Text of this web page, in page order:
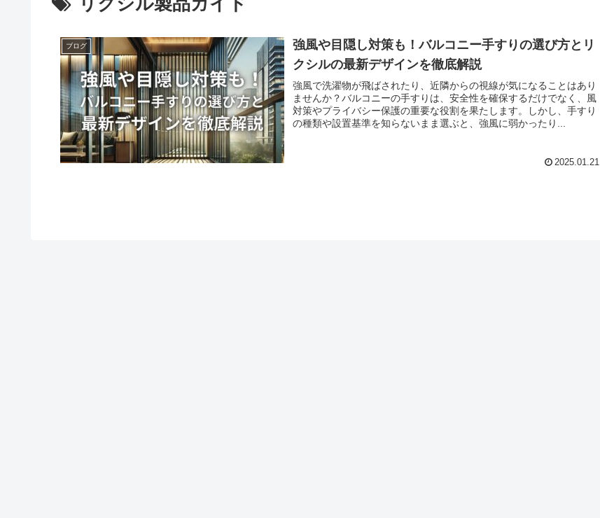
ブログ
強風や目隠し対策も！バルコニー手すりの選び方とリ
クシルの最新デザインを徹底解説
強風で洗濯物が飛ばされたり、近隣からの視線が気になることはあり
ませんか？バルコニーの手すりは、安全性を確保するだけでなく、風
対策やプライバシー保護の重要な役割を果たします。しかし、手すり
の種類や設置基準を知らないまま選ぶと、強風に弱かったり...
2025.01.21